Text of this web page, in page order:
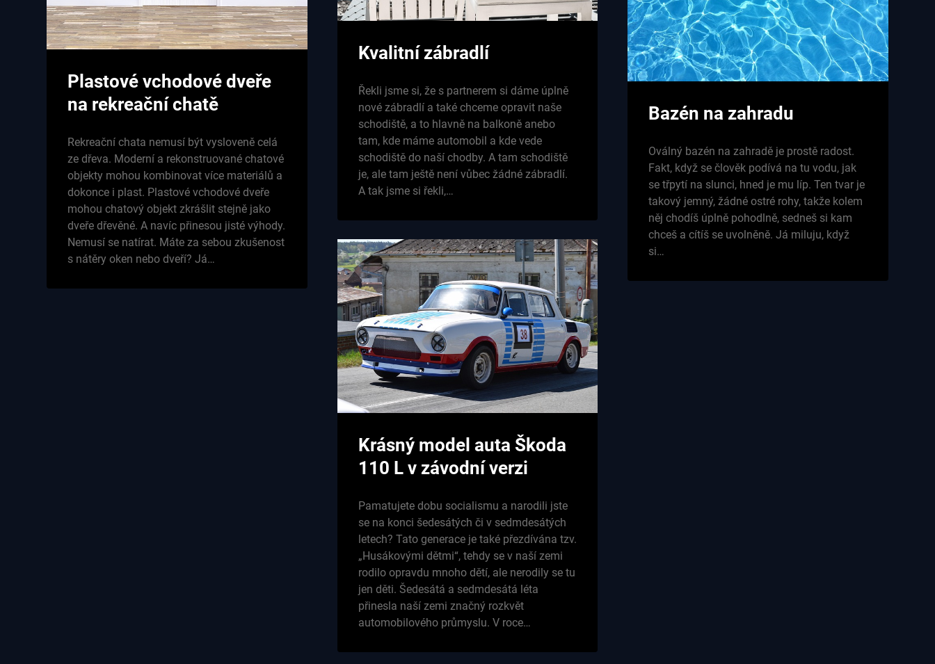
Plastové vchodové dveře
na rekreační chatě
Rekreační chata nemusí být vysloveně celá
ze dřeva. Moderní a rekonstruované chatové
objekty mohou kombinovat více materiálů a
dokonce i plast. Plastové vchodové dveře
mohou chatový objekt zkrášlit stejně jako
dveře dřevěné. A navíc přinesou jisté výhody.
Nemusí se natírat. Máte za sebou zkušenost
s nátěry oken nebo dveří? Já…
Kvalitní zábradlí
Řekli jsme si, že s partnerem si dáme úplně
nové zábradlí a také chceme opravit naše
schodiště, a to hlavně na balkoně anebo
tam, kde máme automobil a kde vede
schodiště do naší chodby. A tam schodiště
je, ale tam ještě není vůbec žádné zábradlí.
A tak jsme si řekli,…
Krásný model auta Škoda
110 L v závodní verzi
Pamatujete dobu socialismu a narodili jste
se na konci šedesátých či v sedmdesátých
letech? Tato generace je také přezdívána tzv.
„Husákovými dětmi“, tehdy se v naší zemi
rodilo opravdu mnoho dětí, ale nerodily se tu
jen děti. Šedesátá a sedmdesátá léta
přinesla naší zemi značný rozkvět
automobilového průmyslu. V roce…
Bazén na zahradu
Oválný bazén na zahradě je prostě radost.
Fakt, když se člověk podívá na tu vodu, jak
se třpytí na slunci, hned je mu líp. Ten tvar je
takový jemný, žádné ostré rohy, takže kolem
něj chodíš úplně pohodlně, sedneš si kam
chceš a cítíš se uvolněně. Já miluju, když
si…